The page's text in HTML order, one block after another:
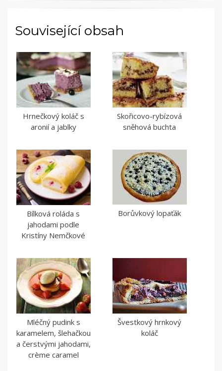
Související obsah
Hrnečkový koláč s
aronií a jablky
Skořicovo-rybízová
sněhová buchta
Bílková roláda s
jahodami podle
Kristíny Nemčkové
Borůvkový lopaťák
Mléčný pudink s
karamelem, šlehačkou
a čerstvými jahodami,
crème caramel
Švestkový hrnkový
koláč